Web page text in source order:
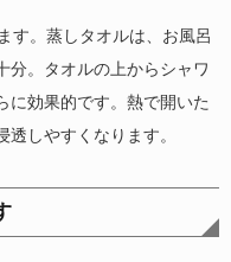
す。蒸しタオルは、お風呂
分。タオルの上からシャワ
に効果的です。熱で開いた
しやすくなります。